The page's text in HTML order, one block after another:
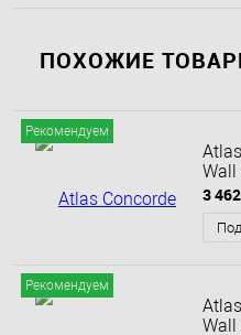
ПОХОЖИЕ
Рекомендуем
Wall
3
Рекомендуем
Wall